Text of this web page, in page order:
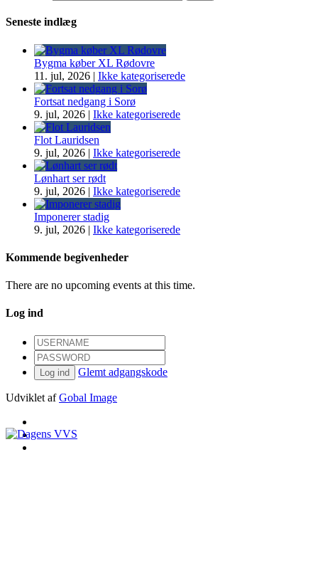
Seneste indlæg
Bygma køber XL Rødovre
11. jul, 2026 | Ikke kategoriserede
Fortsat nedgang i Sorø
9. jul, 2026 | Ikke kategoriserede
Flot Lauridsen
9. jul, 2026 | Ikke kategoriserede
Lønhart ser rødt
9. jul, 2026 | Ikke kategoriserede
Imponerer stadig
9. jul, 2026 | Ikke kategoriserede
Kommende begivenheder
There are no upcoming events at this time.
Log ind
Log ind Glemt adgangskode
Udviklet afGobal Image